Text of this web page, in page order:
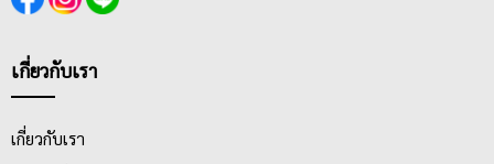
เกี่ยวกับเรา
เกี่ยวกับเรา